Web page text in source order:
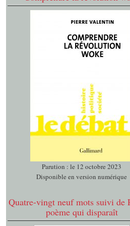
Parution : le 12 octobre 2023
Disponible en version numérique
Quatre-vingt neuf mots suivi de
poème qui disparaît